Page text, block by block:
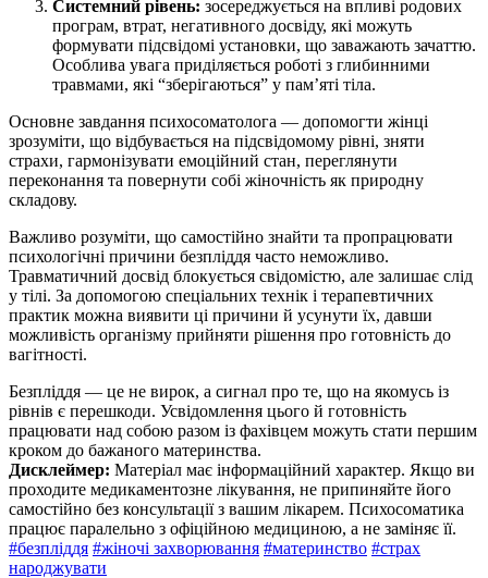
Системний рівень: зосереджується на впливі родових
програм, втрат, негативного досвіду, які можуть
формувати підсвідомі установки, що заважають зачаттю.
Особлива увага приділяється роботі з глибинними
травмами, які “зберігаються” у памʼяті тіла.
Основне завдання психосоматолога — допомогти жінці
зрозуміти, що відбувається на підсвідомому рівні, зняти
страхи, гармонізувати емоційний стан, переглянути
переконання та повернути собі жіночність як природну
складову.
Важливо розуміти, що самостійно знайти та пропрацювати
психологічні причини безпліддя часто неможливо.
Травматичний досвід блокується свідомістю, але залишає слід
у тілі. За допомогою спеціальних технік і терапевтичних
практик можна виявити ці причини й усунути їх, давши
можливість організму прийняти рішення про готовність до
вагітності.
Безпліддя — це не вирок, а сигнал про те, що на якомусь із
рівнів є перешкоди. Усвідомлення цього й готовність
працювати над собою разом із фахівцем можуть стати першим
кроком до бажаного материнства.
Дисклеймер: Матеріал має інформаційний характер. Якщо ви
проходите медикаментозне лікування, не припиняйте його
самостійно без консультації з вашим лікарем. Психосоматика
працює паралельно з офіційною медициною, а не заміняє її.
#безпліддя #жіночі захворювання #материнство #страх
народжувати